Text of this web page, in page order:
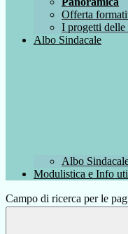
Offerta
I progetti delle
Albo Sindacale
Albo
Modulistica e Info
Campo di ricerca per le